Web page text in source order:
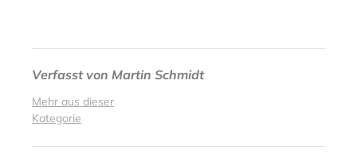
Verfasst von Martin Schmidt
Mehr aus dieser
Kategorie